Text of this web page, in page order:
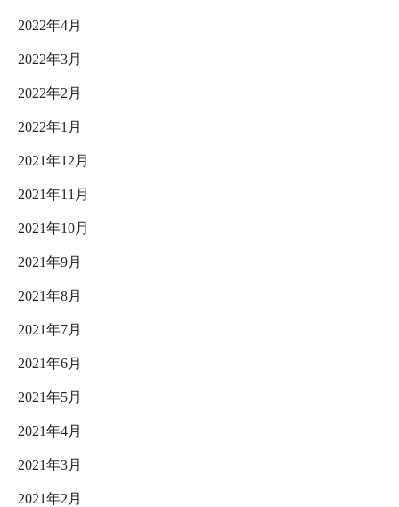
2022年4月
2022年3月
2022年2月
2022年1月
2021年12月
2021年11月
2021年10月
2021年9月
2021年8月
2021年7月
2021年6月
2021年5月
2021年4月
2021年3月
2021年2月